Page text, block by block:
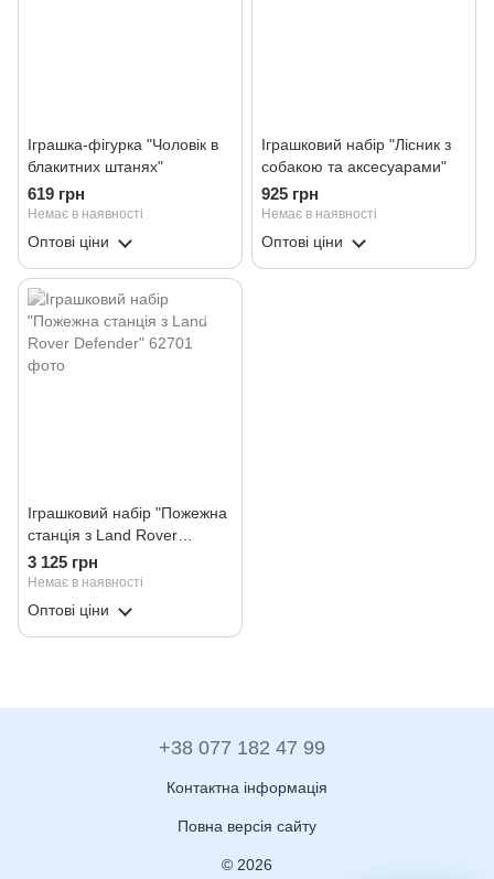
Іграшка-фігурка "Чоловік в
блакитних штанях"
619 грн
Немає в наявності
Оптові ціни
Іграшковий набір "Лісник з
собакою та аксесуарами"
925 грн
Немає в наявності
Оптові ціни
Іграшковий набір "Пожежна
станція з Land Rover
Defender"
3 125 грн
Немає в наявності
Оптові ціни
+38 077 182 47 99
Контактна інформація
Повна версія сайту
© 2026